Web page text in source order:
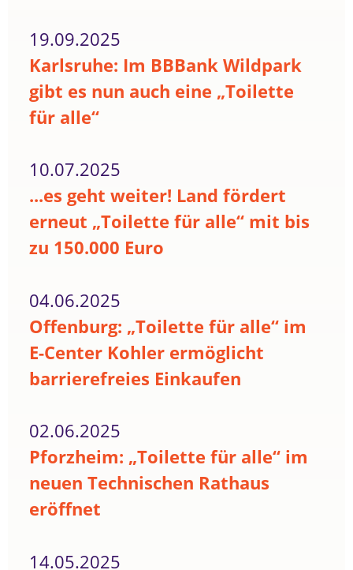
19.09.2025
Karlsruhe: Im BBBank Wildpark
gibt es nun auch eine „Toilette
für alle“
10.07.2025
...es geht weiter! Land fördert
erneut „Toilette für alle“ mit bis
zu 150.000 Euro
04.06.2025
Offenburg: „Toilette für alle“ im
E-Center Kohler ermöglicht
barrierefreies Einkaufen
02.06.2025
Pforzheim: „Toilette für alle“ im
neuen Technischen Rathaus
eröffnet
14.05.2025